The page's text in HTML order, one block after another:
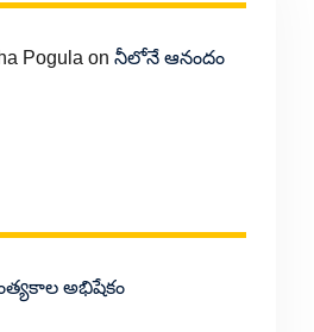
Pogula on నీలోనే ఆనందం
అభిషేకం